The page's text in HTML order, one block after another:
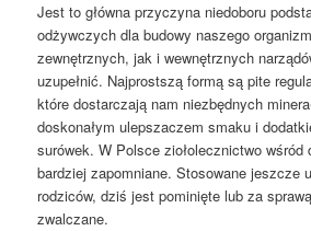
Jest to główna przyczyna niedoboru
odżywczych dla budowy naszego
zewnętrznych, jak i wewnętrznych
uzupełnić. Najprostszą formą są pite
które dostarczają nam niezbędnych
doskonałym ulepszaczem smaku i
surówek. W Polsce ziołolecznictwo
bardziej zapomniane. Stosowane jeszcze
rodziców, dziś jest pominięte lub za
zwalczane.